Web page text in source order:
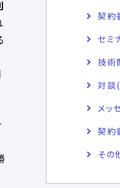
契約
セミ
技術
対談
メッ
契約
その